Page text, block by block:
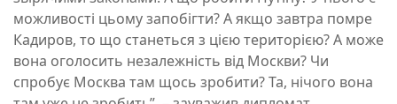
можливості цьому запобігти? А якщо завтра помре
Кадиров, то що станеться з цією територією? А може
вона оголосить незалежність від Москви? Чи
спробує Москва там щось зробити? Та, нічого вона